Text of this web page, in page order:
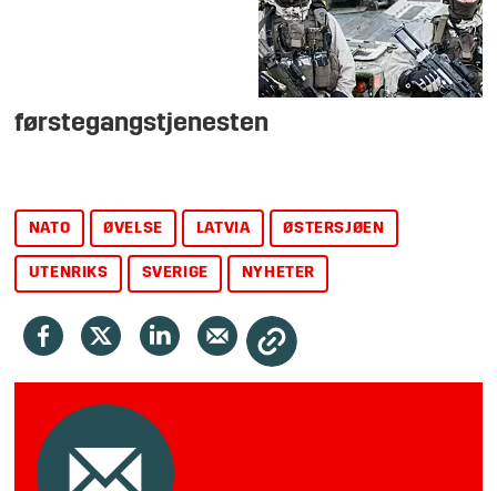
førstegangstjenesten
NATO ØVELSE LATVIA ØSTERSJØEN
UTENRIKS SVERIGE NYHETER